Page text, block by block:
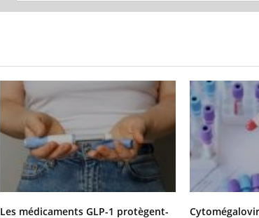
Les médicaments GLP-1 protègent-